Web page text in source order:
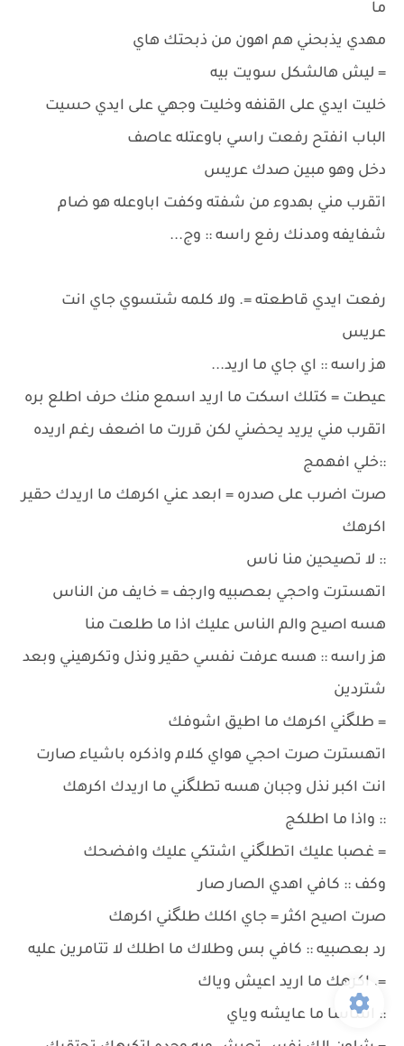
ما
مهدي يذبحني هم اهون من ذبحتك هاي
= ليش هالشكل سويت بيه
خليت ايدي على القنفه وخليت وجهي على ايدي حسيت
الباب انفتح رفعت راسي باوعتله عاصف
دخل وهو مبين صدك عريس
اتقرب مني بهدوء من شفته وكفت اباوعله هو ضام
شفايفه ومدنك رفع راسه :: وج...
رفعت ايدي قاطعته =. ولا كلمه شتسوي جاي انت
عريس
هز راسه :: اي جاي ما اريد...
عيطت = كتلك اسكت ما اريد اسمع منك حرف اطلع بره
اتقرب مني يريد يحضني لكن قررت ما اضعف رغم اريده
::خلي افهمج
صرت اضرب على صدره = ابعد عني اكرهك ما اريدك حقير
اكرهك
:: لا تصيحين منا ناس
اتهسترت واحجي بعصبيه وارجف = خايف من الناس
هسه اصيح والم الناس عليك اذا ما طلعت منا
هز راسه :: هسه عرفت نفسي حقير ونذل وتكرهيني وبعد
شتردين
= طلگني اكرهك ما اطيق اشوفك
اتهسترت صرت احجي هواي كلام واذكره باشياء صارت
انت اكبر نذل وجبان هسه تطلگني ما اريدك اكرهك
:: واذا ما اطلكج
= غصبا عليك اتطلگني اشتكي عليك وافضحك
وكف :: كافي اهدي الصار صار
صرت اصيح اكثر = جاي اكلك طلگني اكرهك
رد بعصبيه :: كافي بس وطلاك ما اطلك لا تتامرين عليه
=. اكرهك ما اريد اعيش وياك
:: اساسا ما عايشه وياي